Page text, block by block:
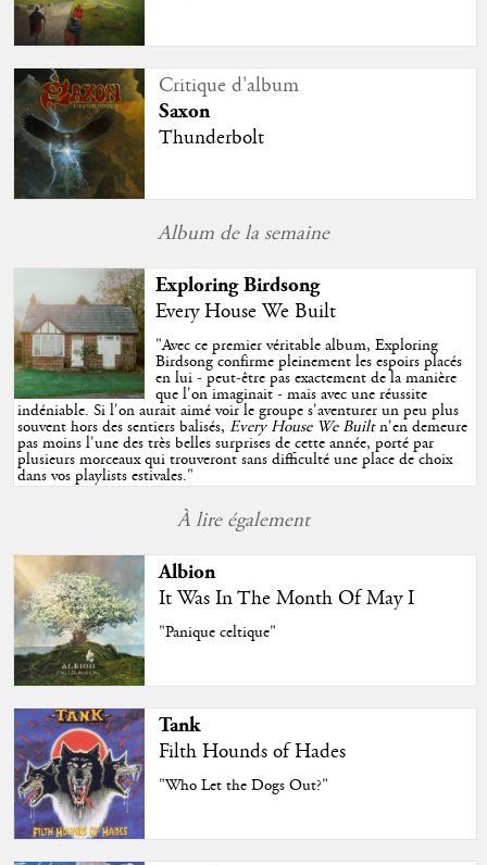
Critique d'album
Saxon
Thunderbolt
Album de la semaine
Exploring Birdsong
Every House We Built
"Avec ce premier véritable album, Exploring
Birdsong confirme pleinement les espoirs placés
en lui - peut-être pas exactement de la manière
que l'on imaginait - mais avec une réussite
indéniable. Si l'on aurait aimé voir le groupe s'aventurer un peu plus
souvent hors des sentiers balisés,Every House We Builtn'en demeure
pas moins l'une des très belles surprises de cette année, porté par
plusieurs morceaux qui trouveront sans difficulté une place de choix
dans vos playlists estivales."
À lire également
Albion
It Was In The Month Of May I
"Panique celtique"
Tank
Filth Hounds of Hades
"Who Let the Dogs Out?"